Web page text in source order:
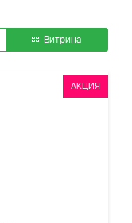
Витрина
АКЦИЯ